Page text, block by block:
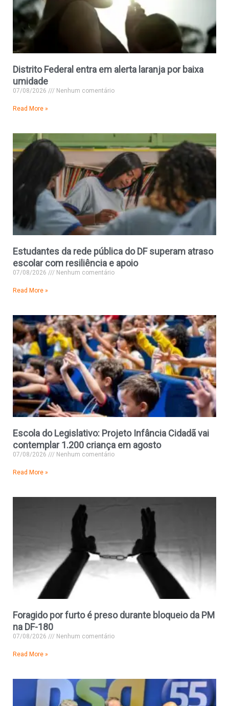
Distrito Federal entra em alerta laranja por baixa
umidade
07/08/2026 Nenhum comentário
Read More »
Estudantes da rede pública do DF superam atraso
escolar com resiliência e apoio
07/08/2026 Nenhum comentário
Read More »
Escola do Legislativo: Projeto Infância Cidadã vai
contemplar 1.200 criança em agosto
07/08/2026 Nenhum comentário
Read More »
Foragido por furto é preso durante bloqueio da PM
na DF-180
07/08/2026 Nenhum comentário
Read More »